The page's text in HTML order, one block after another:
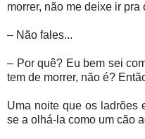
morrer, não me deixe ir pra
– Não fales...
– Por quê? Eu bem sei
tem de morrer, não é?
Uma noite que os ladrões
se a olhá-la como um cão